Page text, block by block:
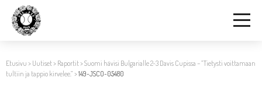
Etusivu > Uutiset> Raportit>Suomi hävisi Bulgarialle 2-3 Davis Cupissa – ”Tietysti voittamaan
tultiin ja tappio kirvelee.” >149-JSCO-05480